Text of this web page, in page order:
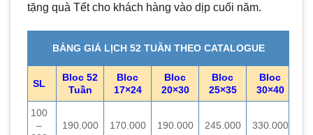
tặng quà Tết cho khách hàng vào dịp cuối năm.
BẢNG GIÁ LỊCH 52 TUẦN THEO CATALOGUE
SL
Bloc 52
Tuần
Bloc
17×24
Bloc
20×30
Bloc
25×35
Bloc
30×40
100
–
190.000 170.000 190.000 245.000 330.000